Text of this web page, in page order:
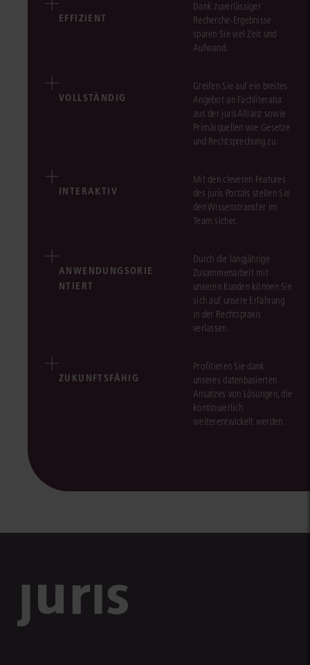
EFFIZIENT
Dank zuverlässiger
Recherche-Ergebnisse
sparen Sie viel Zeit und
Aufwand.
VOLLSTÄNDIG
Greifen Sie auf ein breites
Angebot an Fachliteratur
aus der jurisAllianz sowie
Primärquellen wie Gesetze
und Rechtsprechung zu.
INTERAKTIV
Mit den cleveren Features
des juris Portals stellen Sie
den Wissenstransfer im
Team sicher.
ANWENDUNGSORIE
NTIERT
Durch die langjährige
Zusammenarbeit mit
unseren Kunden können Sie
sich auf unsere Erfahrung
in der Rechtspraxis
verlassen.
ZUKUNFTSFÄHIG
Profitieren Sie dank
unseres datenbasierten
Ansatzes von Lösungen, die
kontinuierlich
weiterentwickelt werden.